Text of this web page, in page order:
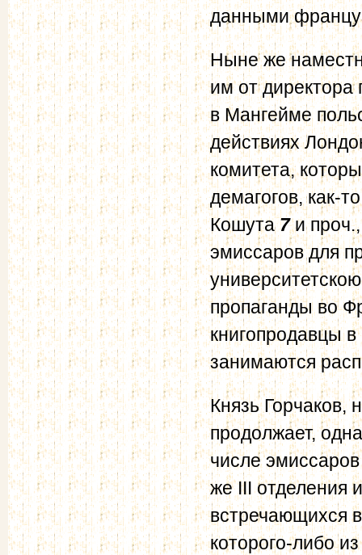
данными
Ныне же
им от директора
в Мангейме
действиях
комитета,
демагогов, как-
Кошута7и
эмиссаров для
пропаганды во
книгопродавцы
занимаются
Князь Горчаков,
продолжает,
числе
же III отделения
встречающихся
которого-либо